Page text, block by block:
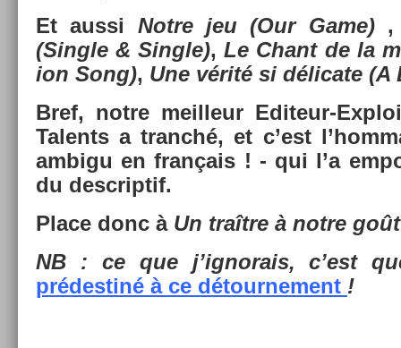
Et aussi Notre jeu (Our Game)
(Single & Single),Le Chant de la
ion Song), Une vérité si délicate (A
Bref, notre meil­leur Editeur-
Talents a tranché, et c’est
am­bigu en français ! - qui l’a
du de­scrip­tif.
Place donc à Un traître à notre
NB : ce que j’ig­norais, c’est
prédes­tiné à ce détour­ne­ment !